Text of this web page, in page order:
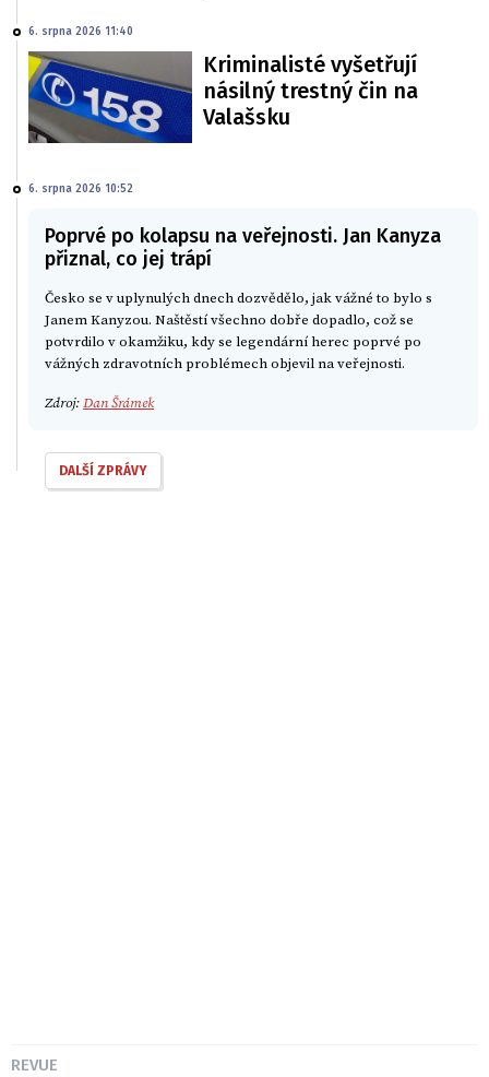
6. srpna 2026 11:40
Kriminalisté vyšetřují
násilný trestný čin na
Valašsku
6. srpna 2026 10:52
Poprvé po kolapsu na veřejnosti. Jan Kanyza
přiznal, co jej trápí
Česko se v uplynulých dnech dozvědělo, jak vážné to bylo s
Janem Kanyzou. Naštěstí všechno dobře dopadlo, což se
potvrdilo v okamžiku, kdy se legendární herec poprvé po
vážných zdravotních problémech objevil na veřejnosti.
Zdroj:Dan Šrámek
DALŠÍ ZPRÁVY
REVUE